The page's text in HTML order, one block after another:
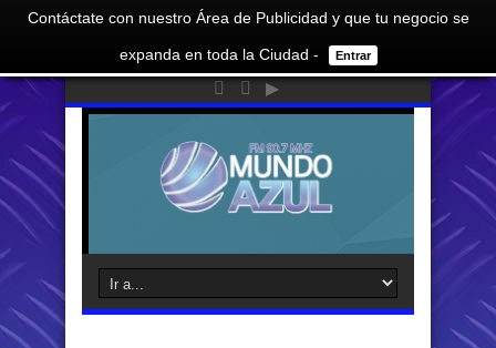
Contáctate con nuestro Área de Publicidad y que tu negocio se
expanda en toda la Ciudad - Entrar